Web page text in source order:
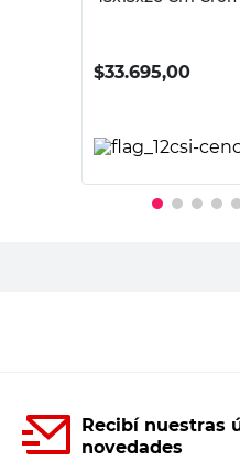
$33.695,00
Recibí nuestras
novedades